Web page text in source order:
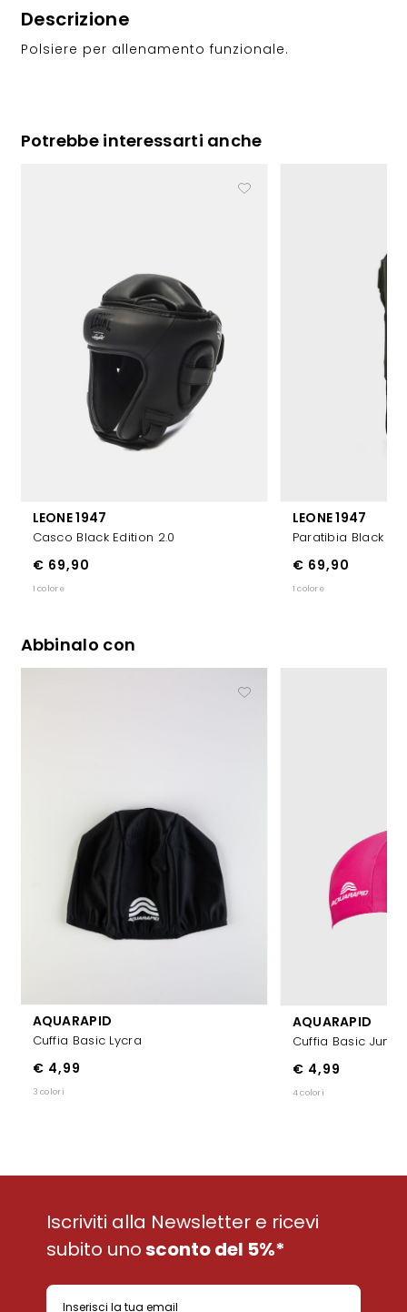
Descrizione
Polsiere per allenamento funzionale.
Potrebbe interessarti anche
LEONE 1947
Casco Black Edition 2.0
€ 69,90
1 colore
LEONE 1947
Paratibia Black
€ 69,90
1 colore
Abbinalo con
AQUARAPID
Cuffia Basic Lycra
€ 4,99
3 colori
AQUARAPID
Cuffia Basic Junior
€ 4,99
4 colori
Iscriviti alla Newsletter e ricevi
subito unosconto del 5%*